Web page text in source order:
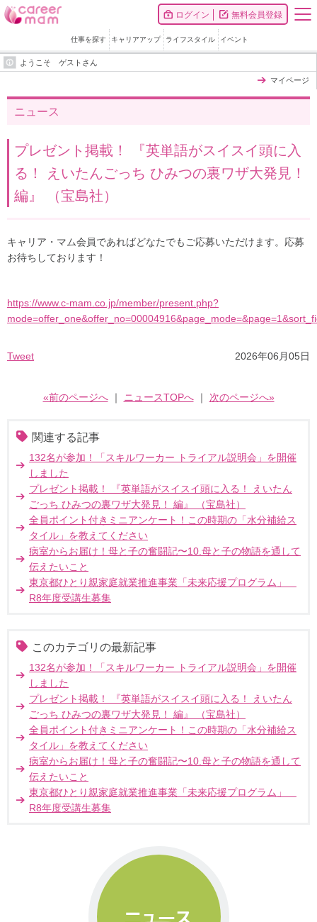
ログイン 無料会員登録
仕事を探す キャリアアップ ライフスタイル イベント
ようこそ ゲストさん
マイページ
ニュース
プレゼント掲載！ 『英単語がスイスイ頭に入
る！ えいたんごっち ひみつの裏ワザ大発見！
編』 （宝島社）
キャリア・マム会員であればどなたでもご応募いただけます。応募
お待ちしております！
https://www.c-mam.co.jp/member/present.php?
Tweet 2026年06月05日
«前のページへ｜ ニュースTOPへ｜ 次のページへ»
関連する記事
132名が参加！「スキルワーカー トライアル説明会」を開催
しました
プレゼント掲載！ 『英単語がスイスイ頭に入る！ えいたん
ごっち ひみつの裏ワザ大発見！ 編』 （宝島社）
全員ポイント付きミニアンケート！この時期の「水分補給ス
タイル」を教えてください
病室からお届け！母と子の奮闘記〜10.母と子の物語を通して
伝えたいこと
東京都ひとり親家庭就業推進事業「未来応援プログラム」
R8年度受講生募集
このカテゴリの最新記事
132名が参加！「スキルワーカー トライアル説明会」を開催
しました
プレゼント掲載！ 『英単語がスイスイ頭に入る！ えいたん
ごっち ひみつの裏ワザ大発見！ 編』 （宝島社）
全員ポイント付きミニアンケート！この時期の「水分補給ス
タイル」を教えてください
病室からお届け！母と子の奮闘記〜10.母と子の物語を通して
伝えたいこと
東京都ひとり親家庭就業推進事業「未来応援プログラム」
R8年度受講生募集